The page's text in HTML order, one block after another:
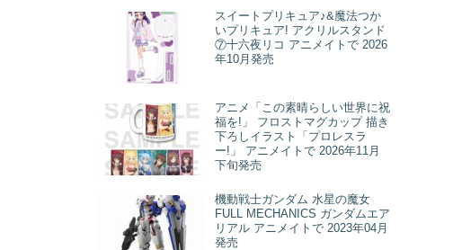
スイートプリキュア♪&魔法つか
いプリキュア! アクリルスタンド
⑦十六夜リコ アニメイトで 2026
年10月発売
アニメ「この素晴らしい世界に祝
福を!」 フロストマグカップ 描き
下ろしイラスト「プロレスラ
ー!」 アニメイトで 2026年11月
下旬発売
機動戦士ガンダム 水星の魔女
FULL MECHANICS ガンダムエア
リアル アニメイトで 2023年04月
発売